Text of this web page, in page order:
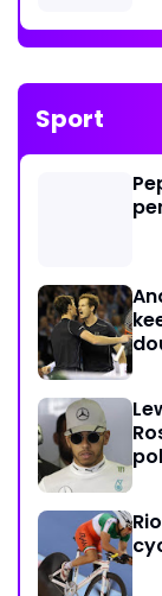
Sport